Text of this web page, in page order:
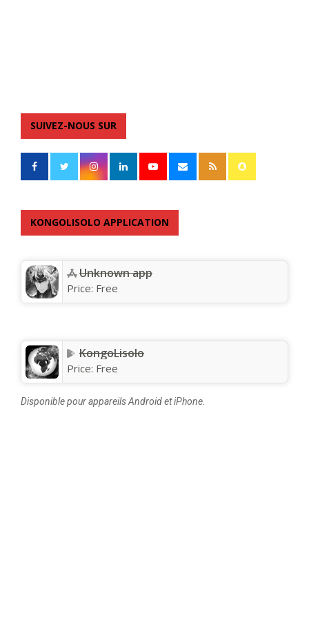
SUIVEZ-NOUS SUR
KONGOLISOLO APPLICATION
Unknown app
Price: Free
KongoLisolo
Price: Free
Disponible pour appareils Android et iPhone.